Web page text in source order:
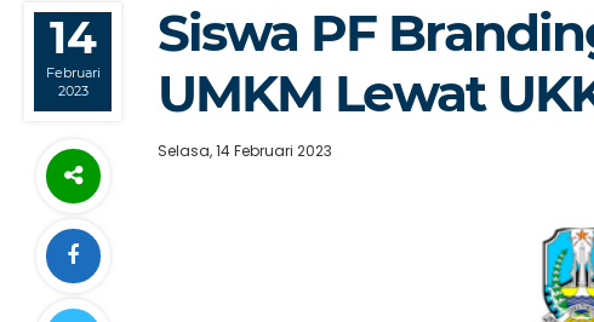
14
Februari
2023
Siswa PF
UMKM Lewat
Selasa, 14 Februari 2023